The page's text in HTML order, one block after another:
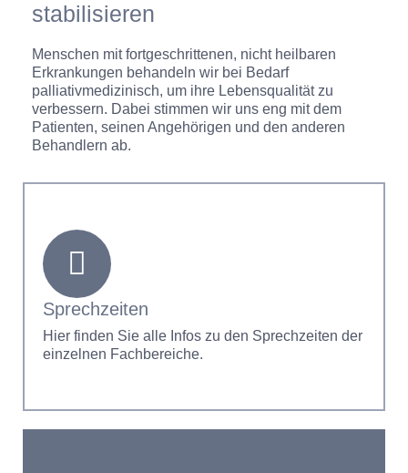
stabilisieren
Menschen mit fortgeschrittenen, nicht heilbaren
Erkrankungen behandeln wir bei Bedarf
palliativmedizinisch, um ihre Lebensqualität zu
verbessern. Dabei stimmen wir uns eng mit dem
Patienten, seinen Angehörigen und den anderen
Behandlern ab.
Sprechzeiten
Hier finden Sie alle Infos zu den Sprechzeiten der
einzelnen Fachbereiche.